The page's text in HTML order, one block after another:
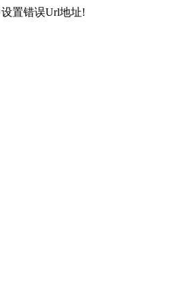
置错误Url地址!